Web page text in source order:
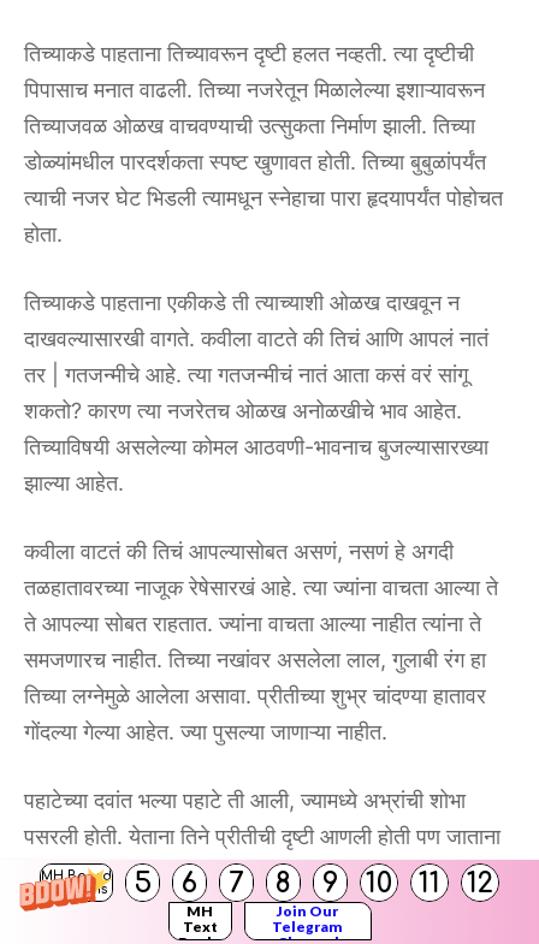
MH Board
Solutions
5 6 7 8 9 10 11 12
MH
Text
Join Our
Telegram
तिच्याकडे पाहताना तिच्यावरून दृष्टी हलत नव्हती. त्या दृष्टीची
पिपासाच मनात वाढली. तिच्या नजरेतून मिळालेल्या इशाऱ्यावरून
तिच्याजवळ ओळख वाचवण्याची उत्सुकता निर्माण झाली. तिच्या
डोळ्यांमधील पारदर्शकता स्पष्ट खुणावत होती. तिच्या बुबुळांपर्यंत
त्याची नजर घेट भिडली त्यामधून स्नेहाचा पारा हृदयापर्यंत पोहोचत
होता.
तिच्याकडे पाहताना एकीकडे ती त्याच्याशी ओळख दाखवून न
दाखवल्यासारखी वागते. कवीला वाटते की तिचं आणि आपलं नातं
तर | गतजन्मीचे आहे. त्या गतजन्मीचं नातं आता कसं वरं सांगू
शकतो? कारण त्या नजरेतच ओळख अनोळखीचे भाव आहेत.
तिच्याविषयी असलेल्या कोमल आठवणी-भावनाच बुजल्यासारख्या
झाल्या आहेत.
कवीला वाटतं की तिचं आपल्यासोबत असणं, नसणं हे अगदी
तळहातावरच्या नाजूक रेषेसारखं आहे. त्या ज्यांना वाचता आल्या ते
ते आपल्या सोबत राहतात. ज्यांना वाचता आल्या नाहीत त्यांना ते
समजणारच नाहीत. तिच्या नखांवर असलेला लाल, गुलाबी रंग हा
तिच्या लग्नेमुळे आलेला असावा. प्रीतीच्या शुभ्र चांदण्या हातावर
गोंदल्या गेल्या आहेत. ज्या पुसल्या जाणाऱ्या नाहीत.
पहाटेच्या दवांत भल्या पहाटे ती आली, ज्यामध्ये अभ्रांची शोभा
पसरली होती. येताना तिने प्रीतीची दृष्टी आणली होती पण जाताना
ती त्यांच्या दोघांमधील प्रीतीचा गंध ठेऊन गेली, प्रीतीची भाषा
केवळ दोघांमधील असते. तिथे व्यवहाराची भाषा लागू पडत नाही.